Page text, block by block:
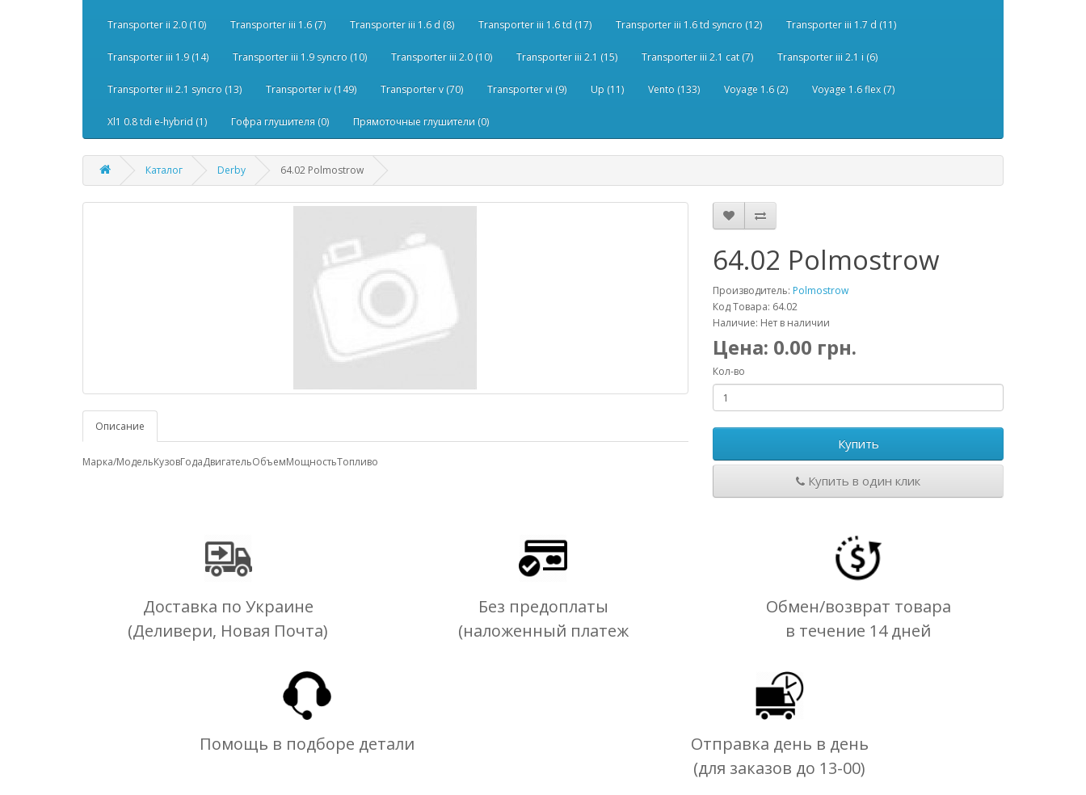
Transporter ii 2.0 (10) Transporter iii 1.6 (7) Transporter iii 1.6 d (8) Transporter iii 1.6 td (17) Transporter iii 1.6 td syncro (12) Transporter iii 1.7 d (11)
Transporter iii 1.9 (14) Transporter iii 1.9 syncro (10) Transporter iii 2.0 (10) Transporter iii 2.1 (15) Transporter iii 2.1 cat (7) Transporter iii 2.1 i (6)
Transporter iii 2.1 syncro (13) Transporter iv (149) Transporter v (70) Transporter vi (9) Up (11) Vento (133) Voyage 1.6 (2) Voyage 1.6 flex (7)
Xl1 0.8 tdi e-hybrid (1) Гофра глушителя (0) Прямоточные глушители (0)
Каталог Derby 64.02 Polmostrow
Описание
Марка/МодельКузовГодаДвигательОбъемМощностьТопливо
64.02 Polmostrow
Производитель: Polmostrow
Код Товара: 64.02
Наличие: Нет в наличии
Цена: 0.00 грн.
Кол-во
Купить
Купить в один клик
Доставка по Украине
(Деливери, Новая Почта)
Без предоплаты
(наложенный платеж
Обмен/возврат товара
в течение 14 дней
Помощь в подборе детали
Отправка день в день
(для заказов до 13-00)